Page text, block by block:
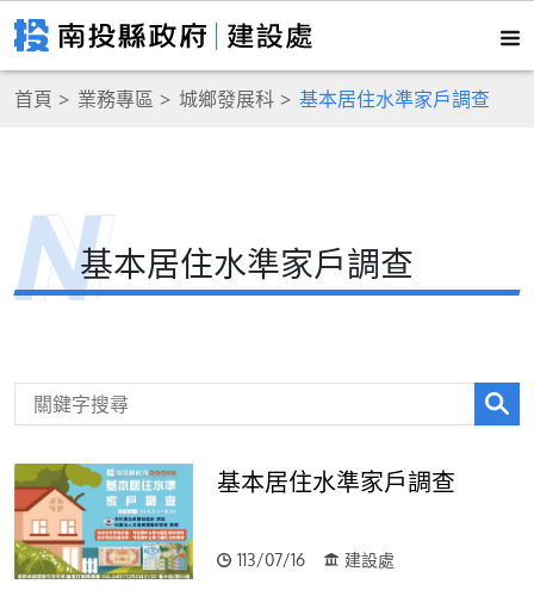
首頁 業務專區 城鄉發展科 基本居住水準家戶調查
基本居住水準家戶調查
基本居住水準家戶調查
113/07/16 建設處